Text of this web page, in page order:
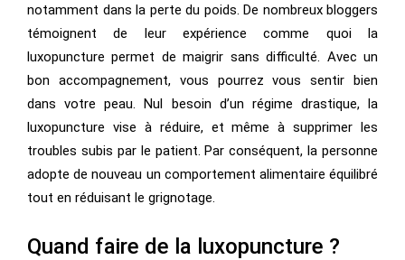
notamment dans la perte du poids. De nombreux bloggers
témoignent de leur expérience comme quoi la
luxopuncture permet de maigrir sans difficulté. Avec un
bon accompagnement, vous pourrez vous sentir bien
dans votre peau. Nul besoin d’un régime drastique, la
luxopuncture vise à réduire, et même à supprimer les
troubles subis par le patient. Par conséquent, la personne
adopte de nouveau un comportement alimentaire équilibré
tout en réduisant le grignotage.
Quand faire de la luxopuncture ?